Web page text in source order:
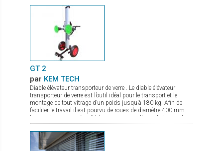
GT 2
par KEM TECH
Diable élévateur transporteur de verre . Le diable élévateur
transporteur de verre est l’outil idéal pour le transport et le
montage de tout vitrage d’un poids jusqu’à 180 kg. Afin de
faciliter le travail il est pourvu de roues de diamètre 400 mm.
Les ventouses se sécurité à pompe manuelle sont de grand
diamètre. Le palonnier porte verre permet une rotation complète
du verre, et de par sa conception compacte même en charge
peut passer par des portes. La mise en action sur chantier se
fait en quelques secondes. Il est de plus pourvu d’un frein de